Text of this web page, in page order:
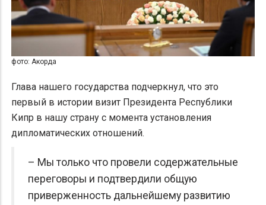
фото: Акорда
Глава нашего государства подчеркнул, что это
первый в истории визит Президента Республики
Кипр в нашу страну с момента установления
дипломатических отношений.
– Мы только что провели содержательные
переговоры и подтвердили общую
приверженность дальнейшему развитию